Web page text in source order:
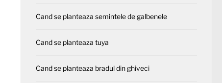
Cand se planteaza semintele de galbenele
Cand se planteaza tuya
Cand se planteaza bradul din ghiveci